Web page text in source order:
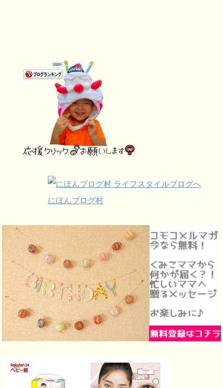
にほんブログ村